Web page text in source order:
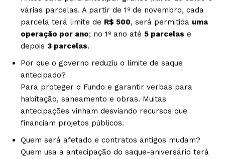
várias parcelas. A partir de 1º de novembro, cada
parcela terá limite de R$ 500, será permitida uma
operação por ano; no 1º ano até 5 parcelas e
depois 3 parcelas.
Por que o governo reduziu o limite de saque
antecipado?
Para proteger o Fundo e garantir verbas para
habitação, saneamento e obras. Muitas
antecipações vinham desviando recursos que
financiam projetos públicos.
Quem será afetado e contratos antigos mudam?
Quem usa a antecipação do saque-aniversário terá